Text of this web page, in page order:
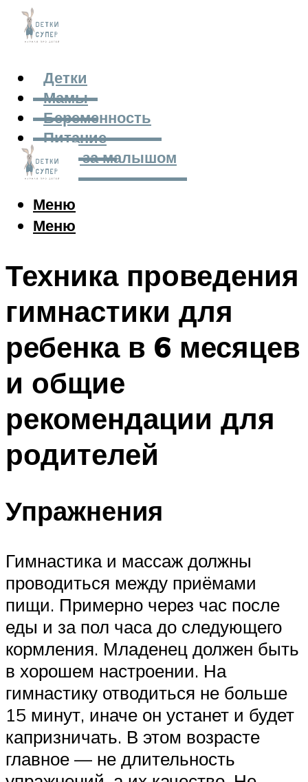
Детки
Мамы
Беременность
Питание
Уход за малышом
Меню
Меню
Техника проведения
гимнастики для
ребенка в 6 месяцев
и общие
рекомендации для
родителей
Упражнения
Гимнастика и массаж должны
проводиться между приёмами
пищи. Примерно через час после
еды и за пол часа до следующего
кормления. Младенец должен быть
в хорошем настроении. На
гимнастику отводиться не больше
15 минут, иначе он устанет и будет
капризничать. В этом возрасте
главное — не длительность